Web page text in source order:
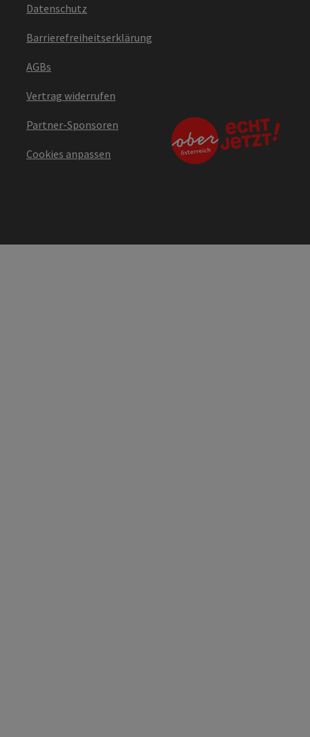
Datenschutz
Barrierefreiheitserklärung
AGBs
Vertrag widerrufen
Partner-Sponsoren
Cookies anpassen